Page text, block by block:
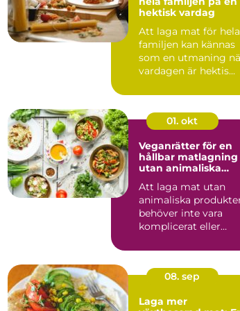
hektisk vardag
Att laga mat för hela
familjen kan kännas
som en utmaning
vardagen är hektis...
01. okt
Veganrätter för en
hållbar matlagning
utan animaliska
Att laga mat utan
animaliska
behöver inte vara
komplicerat eller
08. sep
Laga mer